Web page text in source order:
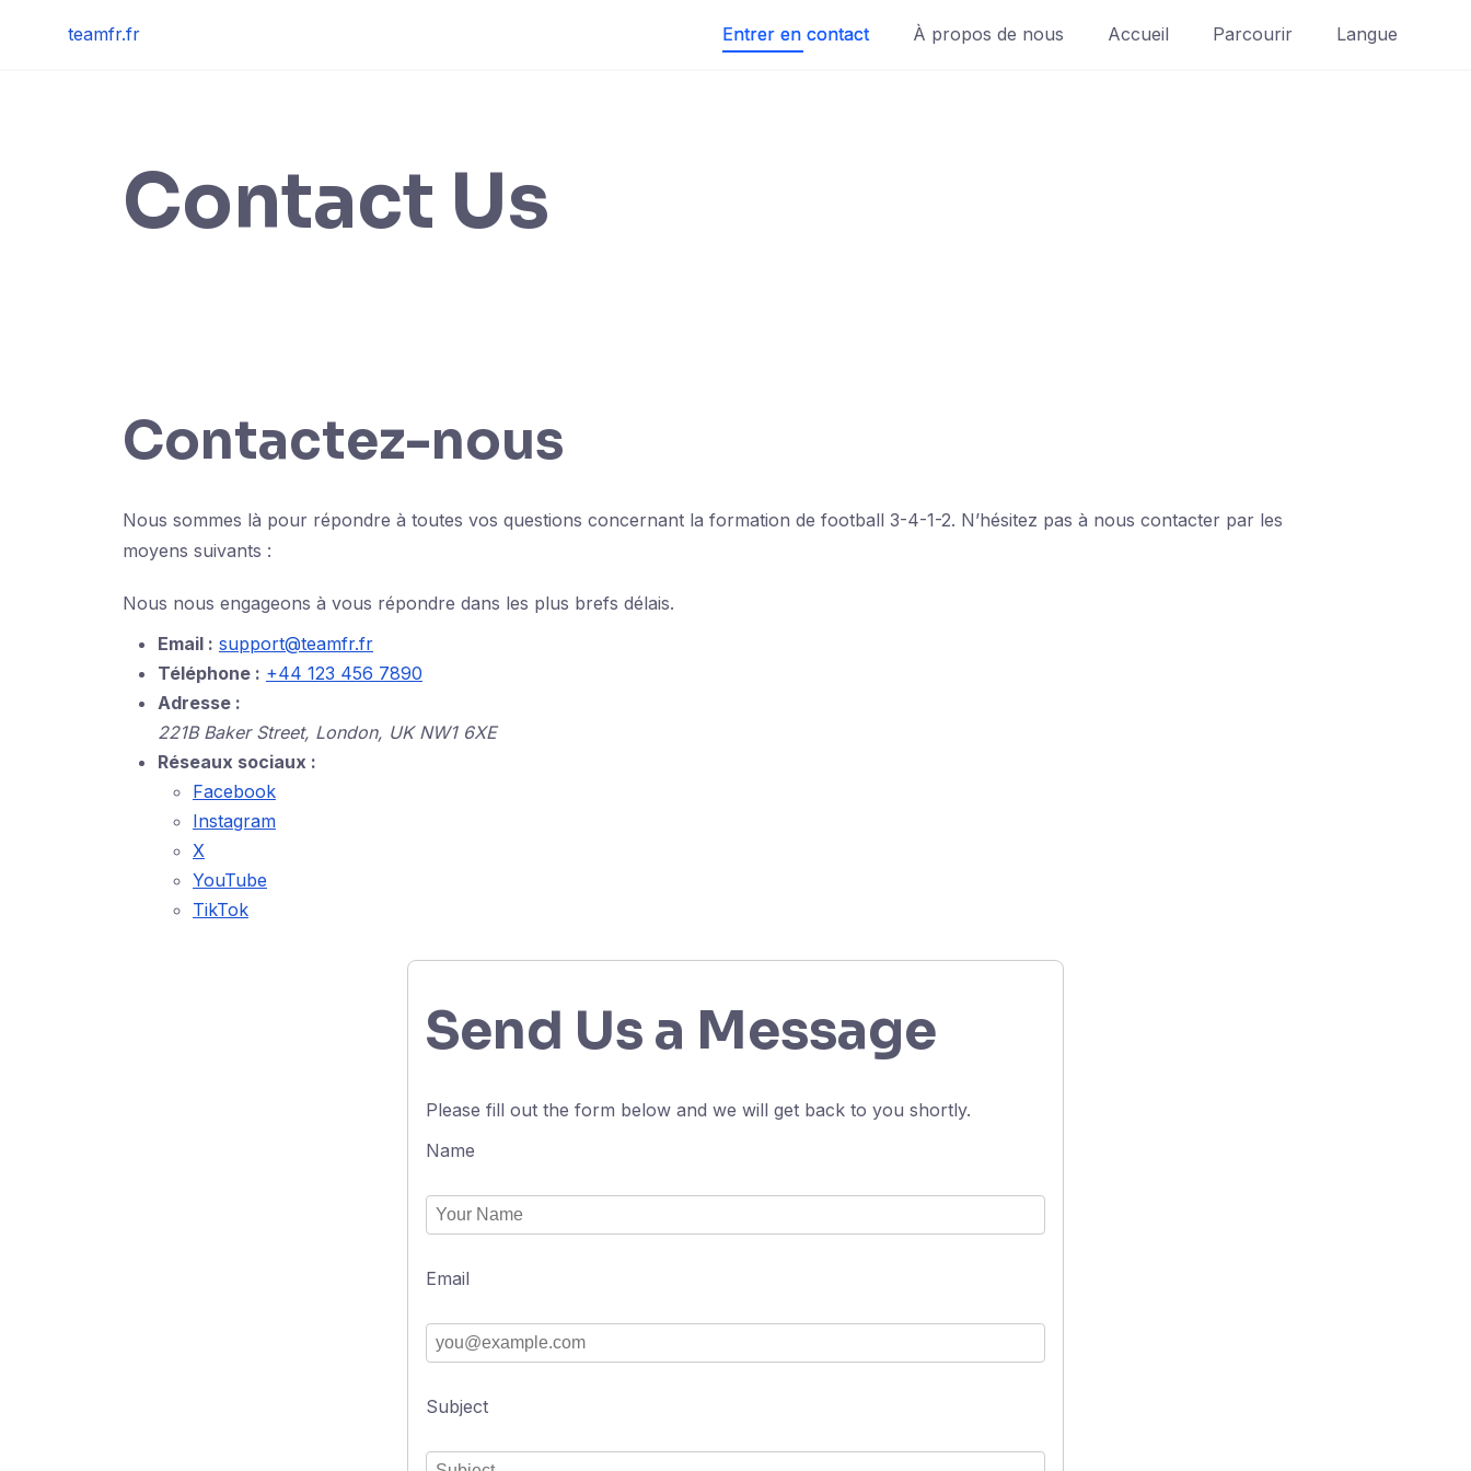
teamfr.fr Entrer en contact À propos de nous Accueil Parcourir Langue
Contact Us
Contactez-nous
Nous sommes là pour répondre à toutes vos questions concernant la formation de football 3-4-1-2. N’hésitez pas à nous contacter par les
moyens suivants :
Nous nous engageons à vous répondre dans les plus brefs délais.
Email : support@teamfr.fr
Téléphone : +44 123 456 7890
Adresse :
221B Baker Street, London, UK NW1 6XE
Réseaux sociaux :
Facebook
Instagram
X
YouTube
TikTok
Send Us a Message
Please fill out the form below and we will get back to you shortly.
Name
Email
Subject